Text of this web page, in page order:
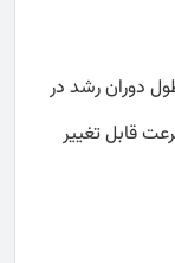
دوران رشد در
قابل تغيير